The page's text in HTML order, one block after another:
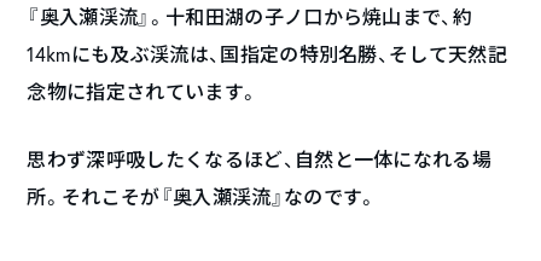
『奥入瀬渓流』。十和田湖の子ノ口から焼山まで、約
14kmにも及ぶ渓流は、国指定の特別名勝、そして天然記
念物に指定されています。
思わず深呼吸したくなるほど、自然と一体になれる場
所。それこそが『奥入瀬渓流』なのです。